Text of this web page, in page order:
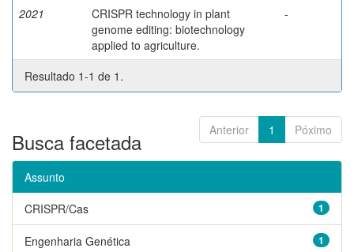
2021
CRISPR technology in plant
genome editing: biotechnology
applied to agriculture.
-
Resultado 1-1 de 1.
Anterior 1 Póximo
Busca facetada
Assunto
1
CRISPR/Cas
1
Engenharia Genética